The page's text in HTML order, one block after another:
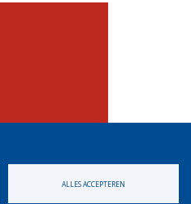
ALLES ACCEPTEREN